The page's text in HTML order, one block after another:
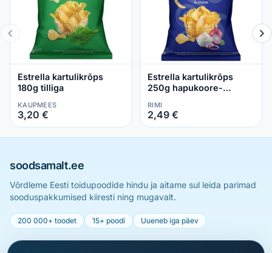
Estrella kartulikrõps
180g tilliga
KAUPMEES
3,20 €
Estrella kartulikrõps
250g hapukoore-
RIMI
2,49 €
soodsamalt.ee
Võrdleme Eesti toidupoodide hindu ja aitame sul leida parimad
sooduspakkumised kiiresti ning mugavalt.
200 000+ toodet 15+ poodi Uueneb iga päev